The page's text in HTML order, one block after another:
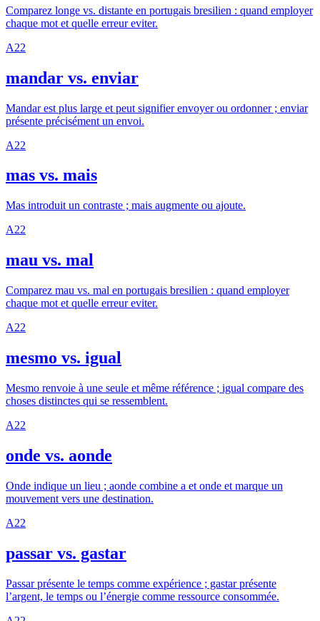
Comparez longe vs. distante en portugais bresilien : quand employer
chaque mot et quelle erreur eviter.
A22
mandar vs. enviar
Mandar est plus large et peut signifier envoyer ou ordonner ; enviar
présente précisément un envoi.
A22
mas vs. mais
Mas introduit un contraste ; mais augmente ou ajoute.
A22
mau vs. mal
Comparez mau vs. mal en portugais bresilien : quand employer
chaque mot et quelle erreur eviter.
A22
mesmo vs. igual
Mesmo renvoie à une seule et même référence ; igual compare des
choses distinctes qui se ressemblent.
A22
onde vs. aonde
Onde indique un lieu ; aonde combine a et onde et marque un
mouvement vers une destination.
A22
passar vs. gastar
Passar présente le temps comme expérience ; gastar présente
l’argent, le temps ou l’énergie comme ressource consommée.